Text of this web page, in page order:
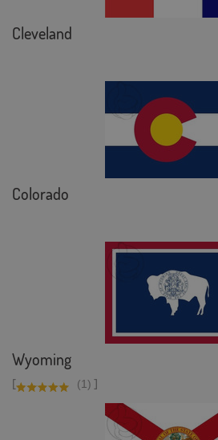
Cleveland
Colorado
Wyoming
[ (1) ]